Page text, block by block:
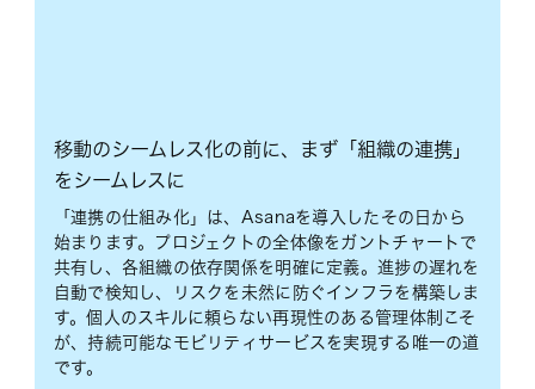
移動のシームレス化の前に、まず「組織の連携」
をシームレスに
「連携の仕組み化」は、Asanaを導入したその日から
始まります。プロジェクトの全体像をガントチャートで
共有し、各組織の依存関係を明確に定義。進捗の遅れを
自動で検知し、リスクを未然に防ぐインフラを構築しま
す。個人のスキルに頼らない再現性のある管理体制こそ
が、持続可能なモビリティサービスを実現する唯一の道
です。